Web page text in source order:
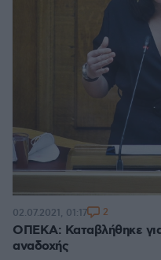
ΟΠΕΚΑ: Καταβλήθηκε
αναδοχής
02.07.2021, 01:17 2